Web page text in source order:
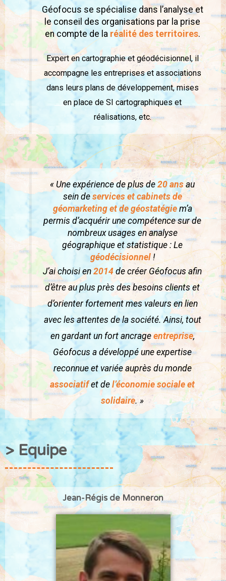
Géofocus se spécialise dans l’analyse et
le conseil des organisations par la prise
en compte de la réalité des territoires.
Expert en cartographie et géodécisionnel, il
accompagne les entreprises et associations
dans leurs plans de développement, mises
en place de SI cartographiques et
réalisations, etc.
« Une expérience de plus de20 ans au
sein de services et cabinets de
géomarketing et de géostatégiem’a
permis d’acquérir une compétence sur de
nombreux usages en analyse
géographique et statistique : Le
géodécisionnel !
J’ai choisi en2014de créer Géofocus afin
d’être au plus près des besoins clients et
d’orienter fortement mes valeurs en lien
avec les attentes de la société. Ainsi, tout
en gardant un fort ancrage entreprise,
Géofocus a développé une expertise
reconnue et variée auprès du monde
associatifet del’économie sociale et
solidaire. »
> Equipe
Jean-Régis de Monneron